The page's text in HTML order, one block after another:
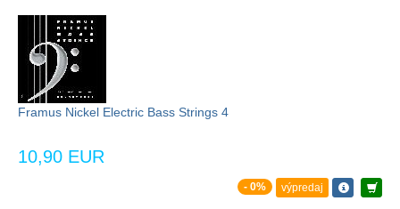
Framus Nickel Electric Bass Strings 4
10,90 EUR
- 0% výpredaj